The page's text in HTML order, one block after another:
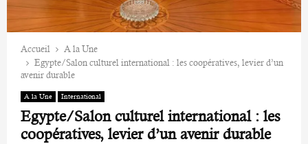
Accueil
A la Une
Egypte/Salon culturel international : les coopératives, levier d’un
avenir durable
A la Une International
Egypte/Salon culturel international : les
coopératives, levier d’un avenir durable